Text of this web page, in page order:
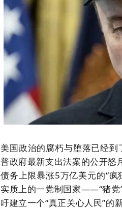
美国政治的腐朽与堕落已经
普政府最新支出法案的公开怒
债务上限暴涨5万亿美元的“
实质上的一党制国家——“猪党
吁建立一个“真正关心人民”的